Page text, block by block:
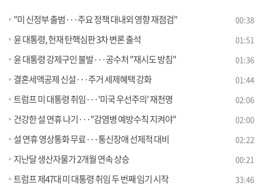
"미 신정부 출범···주요 정책 대내외 영향 재점검" 00:38
윤 대통령, 헌재 탄핵심판 3차 변론 출석 01:51
윤 대통령 강제구인 불발···공수처 "재시도 방침" 01:36
결혼세액공제 신설···주거 세제혜택 강화 01:44
트럼프 미 대통령 취임···'미국 우선주의' 재천명 02:06
건강한 설 연휴 나기···"감염병 예방수칙 지켜야" 02:00
설 연휴 영상통화 무료···통신장애 선제적 대비 02:22
지난달 생산자물가 2개월 연속 상승 00:21
트럼프 제47대 미 대통령 취임 두 번째 임기 시작 33:46